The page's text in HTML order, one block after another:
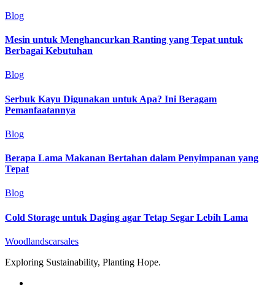
Blog
Mesin untuk Menghancurkan Ranting yang Tepat untuk
Berbagai Kebutuhan
Blog
Serbuk Kayu Digunakan untuk Apa? Ini Beragam
Pemanfaatannya
Blog
Berapa Lama Makanan Bertahan dalam Penyimpanan yang
Tepat
Blog
Cold Storage untuk Daging agar Tetap Segar Lebih Lama
Woodlandscarsales
Exploring Sustainability, Planting Hope.